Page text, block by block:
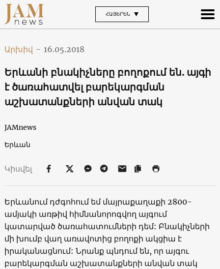
ՀԱՅԵՐԵՆ
Արխիվ - 16.05.2018
Երևանի բնակիչները բողոքում են. այգի
է ծառահատվել բարեկարգման
աշխատանքների անվան տակ
JAMnews
Երևան
Կիսվել
Երևանում դժգոհում եմ մայրաքաղաքի 2800-
ամյակի առթիվ հիմնանորոգվող այգում
կատարված ծառահատումների դեմ: Բնակիչների
մի խումբ վաղ առավոտից բողոքի ակցիա է
իրականացնում: Նրանք պնդում են, որ այգու
բարեկարգման աշխատանքների անվան տակ